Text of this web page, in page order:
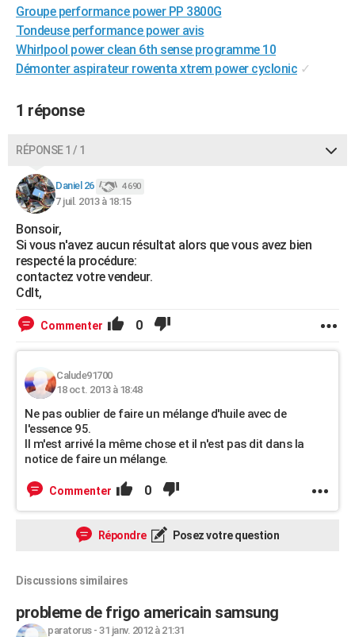
Destinations
City break
Voyage nature
Voyage de noces
Forum
Climat
+PHOTO
GUIDES D'ACHAT
CARTE DE VOEUX
Carte de Noël
Carte Bonne année
Carte Saint-Valentin
Carte Pâques
Carte d'anniversaire
DICTIONNAIRE
Dictionnaire
Biographies
Citations
Expressions
Proverbes
PROGRAMME TV
COPAINS D'AVANT
S'inscrire
Se connecter
Lycées
Collèges
Primaires
Universités
Entreprises
Service militaire
Avis de recherche
AVIS DE DÉCÈS
FORUM
Groupe performance power PP 3800G
Tondeuse performance power avis
Whirlpool power clean 6th sense programme 10
Démonter aspirateur rowenta xtrem power cyclonic ✓
1 réponse
RÉPONSE 1 / 1
Daniel 26 4 690
7 juil. 2013 à 18:15
Bonsoir,
Si vous n'avez aucun résultat alors que vous avez bien
respecté la procédure:
contactez votre vendeur.
Cdlt,
Commenter 0
Calude91700
18 oct. 2013 à 18:48
Ne pas oublier de faire un mélange d'huile avec de
l'essence 95.
Il m'est arrivé la même chose et il n'est pas dit dans la
notice de faire un mélange.
Commenter 0
Répondre Posez votre question
Discussions similaires
probleme de frigo americain samsung
paratorus- 31 janv. 2012 à 21:31